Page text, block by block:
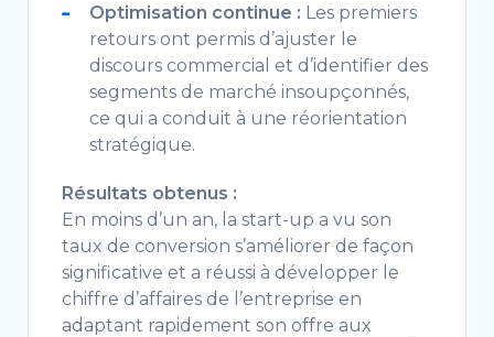
Optimisation continue : Les premiers
retours ont permis d’ajuster le
discours commercial et d’identifier des
segments de marché insoupçonnés,
ce qui a conduit à une réorientation
stratégique.
Résultats obtenus :
En moins d’un an, la start-up a vu son
taux de conversion s’améliorer de façon
significative et a réussi à développer le
chiffre d’affaires de l’entreprise en
adaptant rapidement son offre aux